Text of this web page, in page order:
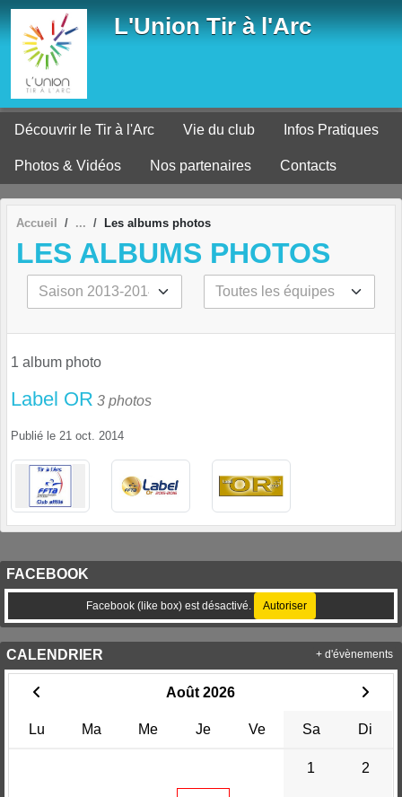
L'Union Tir à l'Arc
Découvrir le Tir à l'Arc Vie du club Infos Pratiques
Photos & Vidéos Nos partenaires Contacts
Accueil Les albums photos
LES ALBUMS PHOTOS
1 album photo
Label OR 3 photos
Publié le 21 oct. 2014
FACEBOOK
Facebook (like box) est désactivé. Autoriser
CALENDRIER
Août 2026
Lu Ma Me Je Ve Sa Di
1 2
+ d'évènements
Panneau de gestion des cookies